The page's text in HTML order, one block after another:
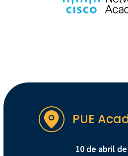
PUE
10 de abril